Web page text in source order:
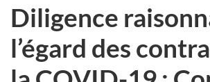
Diligence
l’égard des